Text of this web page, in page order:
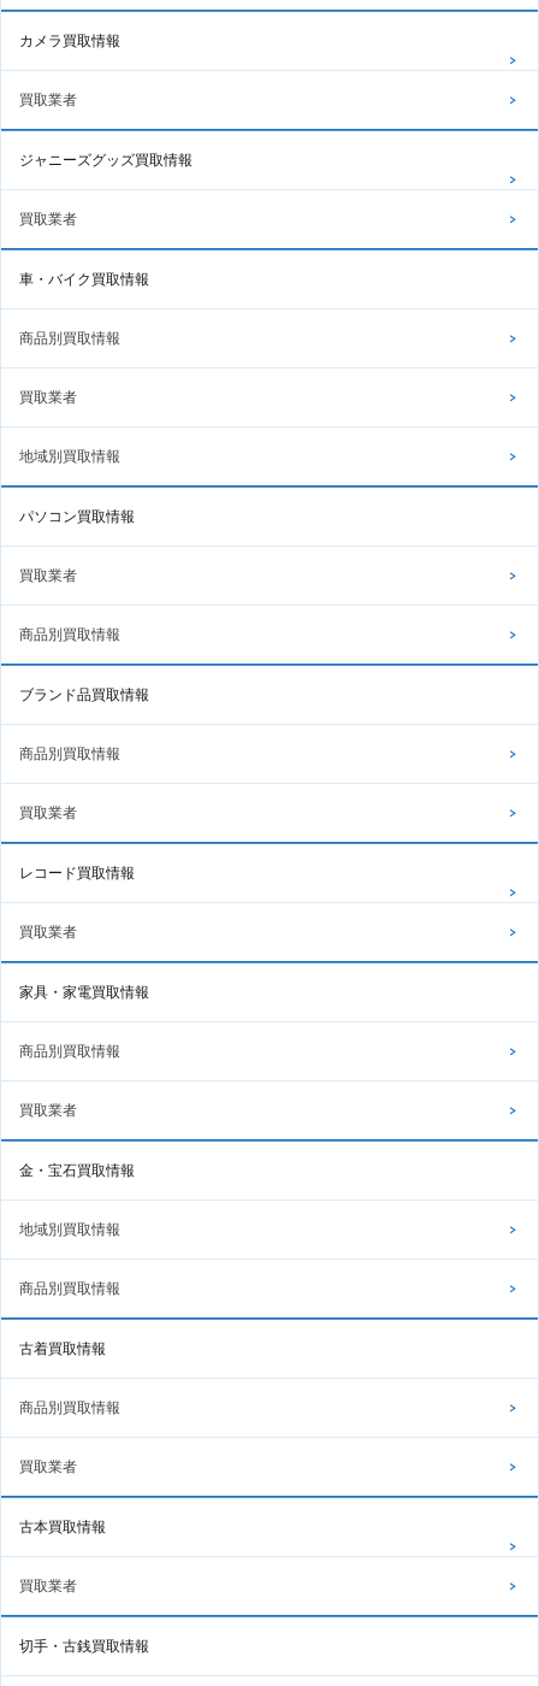
カメラ買取情報
買取業者
ジャニーズグッズ買取情報
買取業者
車・バイク買取情報
商品別買取情報
買取業者
地域別買取情報
パソコン買取情報
買取業者
商品別買取情報
ブランド品買取情報
商品別買取情報
買取業者
レコード買取情報
買取業者
家具・家電買取情報
商品別買取情報
買取業者
金・宝石買取情報
地域別買取情報
商品別買取情報
古着買取情報
商品別買取情報
買取業者
古本買取情報
買取業者
切手・古銭買取情報